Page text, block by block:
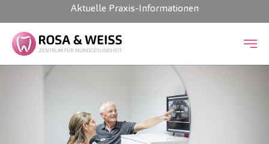
Zum Hauptinhalt springen
Aktuelle Praxis-Informationen